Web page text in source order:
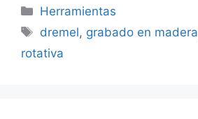
Categorías
Herramientas
Etiquetas
dremel, grabado en madera
rotativa